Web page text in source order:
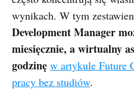
wynikach. W tym
Development Manager
miesięcznie, a wirtualny
godzinę w artykule Future
pracy bez studiów.